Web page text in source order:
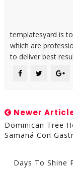
templatesyard is
which are
to deliver best
Newer
Dominican Tree
Samaná Con
Days To Shine